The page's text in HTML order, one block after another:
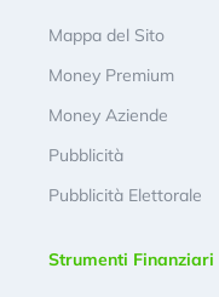
Mappa del Sito
Money Premium
Money Aziende
Pubblicità
Pubblicità Elettorale
Strumenti Finanziari